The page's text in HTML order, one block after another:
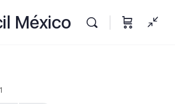
México